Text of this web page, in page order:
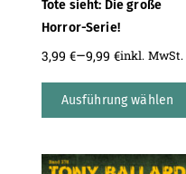
Tote sieht: Die große
Horror-Serie!
3,99 €–9,99 €inkl. MwSt.
Ausführung wählen